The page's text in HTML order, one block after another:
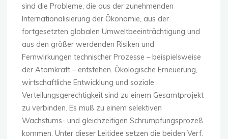
sind die Probleme, die aus der zunehmenden
Internationalisierung der Ökonomie, aus der
fortgesetzten globalen Umweltbeeinträchtigung und
aus den größer werdenden Risiken und
Fernwirkungen technischer Prozesse – beispielsweise
der Atomkraft – entstehen. Ökologische Erneuerung,
wirtschaftliche Entwicklung und soziale
Verteilungsgerechtigkeit sind zu einem Gesamtprojekt
zu verbinden. Es muß zu einem selektiven
Wachstums- und gleichzeitigen Schrumpfungsprozeß
kommen. Unter dieser Leitidee setzen die beiden Verf.